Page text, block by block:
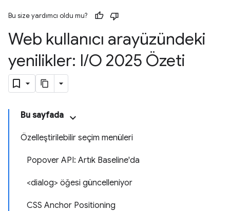
Bu size yardımcı oldu mu?
Web kullanıcı arayüzündeki
yenilikler: I/O 2025 Özeti
Bu sayfada
Özelleştirilebilir seçim menüleri
Popover API: Artık Baseline'da
<dialog> öğesi güncelleniyor
CSS Anchor Positioning